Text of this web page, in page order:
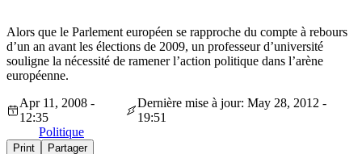
Alors que le Parlement européen se rapproche du compte à rebours
d’un an avant les élections de 2009, un professeur d’université
souligne la nécessité de ramener l’action politique dans l’arène
européenne.
Apr 11, 2008 -
12:35
Dernière mise à jour: May 28, 2012 -
19:51
Politique
Print Partager